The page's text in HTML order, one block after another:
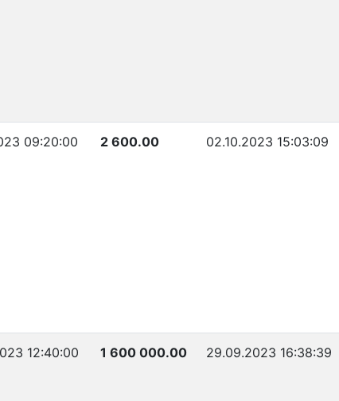
09:20:00 2 600.00 02.10.2023 15:03:09
12:40:00 1 600 000.00 29.09.2023 16:38:39